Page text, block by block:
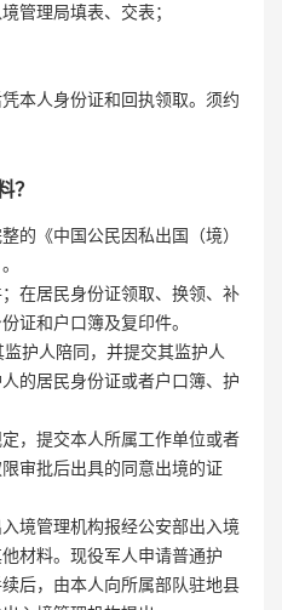
管理局填表、交表；
本人身份证和回执领取。须约
？
的《中国公民因私出国（境）
在居民身份证领取、换领、补
证和户口簿及复印件。
护人陪同，并提交其监护人
的居民身份证或者户口簿、护
，提交本人所属工作单位或者
审批后出具的同意出境的证
境管理机构报经公安部出入境
材料。现役军人申请普通护
后，由本人向所属部队驻地县